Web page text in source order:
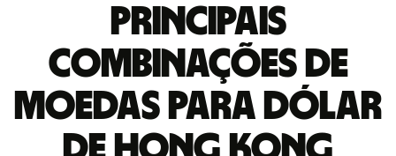
Principais
combinações de
moedas para Dólar